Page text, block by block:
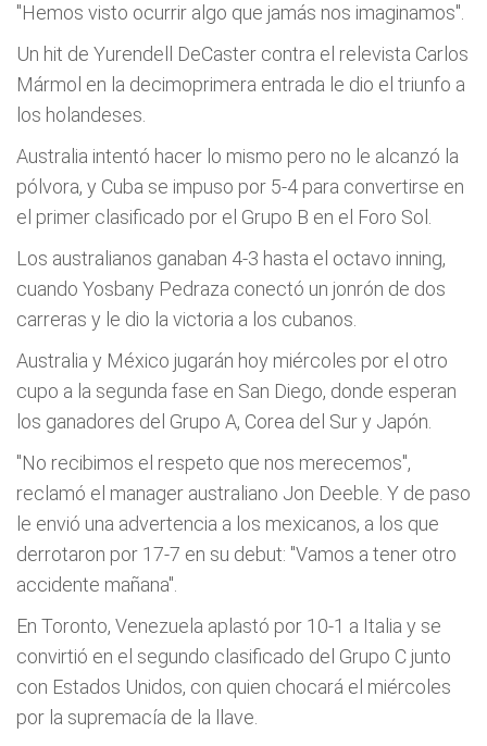
"Hemos visto ocurrir algo que jamás nos imaginamos".
Un hit de Yurendell DeCaster contra el relevista Carlos
Mármol en la decimoprimera entrada le dio el triunfo a
los holandeses.
Australia intentó hacer lo mismo pero no le alcanzó la
pólvora, y Cuba se impuso por 5-4 para convertirse en
el primer clasificado por el Grupo B en el Foro Sol.
Los australianos ganaban 4-3 hasta el octavo inning,
cuando Yosbany Pedraza conectó un jonrón de dos
carreras y le dio la victoria a los cubanos.
Australia y México jugarán hoy miércoles por el otro
cupo a la segunda fase en San Diego, donde esperan
los ganadores del Grupo A, Corea del Sur y Japón.
"No recibimos el respeto que nos merecemos",
reclamó el manager australiano Jon Deeble. Y de paso
le envió una advertencia a los mexicanos, a los que
derrotaron por 17-7 en su debut: "Vamos a tener otro
accidente mañana".
En Toronto, Venezuela aplastó por 10-1 a Italia y se
convirtió en el segundo clasificado del Grupo C junto
con Estados Unidos, con quien chocará el miércoles
por la supremacía de la llave.